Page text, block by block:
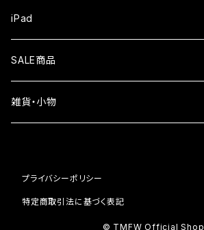
ガラスフィルム
iPhone16
iPhone15
iPhone13
iPad
液晶フィルム
SALE商品
雑貨・小物
プライバシーポリシー
特定商取引法に基づく表記
© TMFW Official Shop